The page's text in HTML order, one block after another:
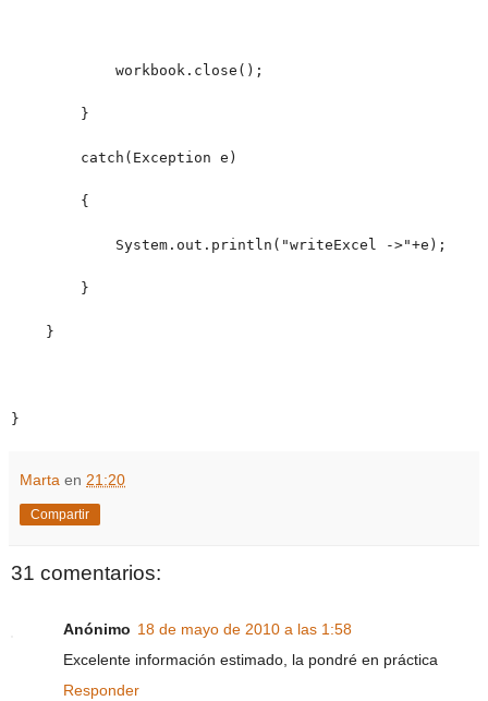
workbook.close();
}
catch(Exception e)
{
System.out.println("writeExcel ->"+e);
}
}
}
Marta en 21:20
Compartir
31 comentarios:
Anónimo 18 de mayo de 2010 a las 1:58
Excelente información estimado, la pondré en práctica
Responder